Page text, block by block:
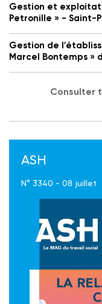
Gestion et
Petronille » -
Gestion de
Marcel Bontemps »
Consulter
ASH
N° 3340 - 08 juillet